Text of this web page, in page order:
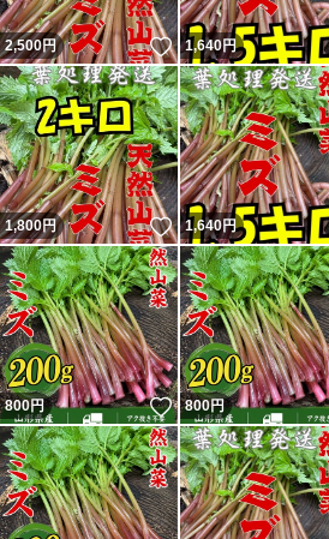
2,500円 いいね！
1,640円
1,800円 いいね！
1,640円
800円 いいね！
800円